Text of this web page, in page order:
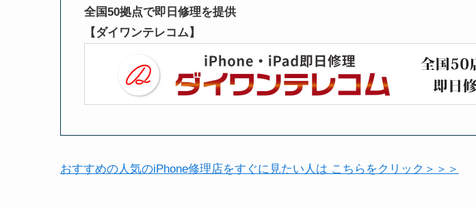
全国50拠点で即日修理を提供
【ダイワンテレコム】
おすすめの人気のiPhone修理店をすぐに見たい人は こちらをクリック＞＞＞